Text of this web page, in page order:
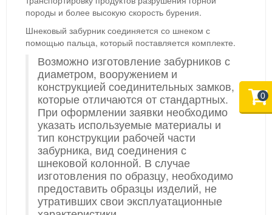
породы и более высокую скорость бурения.
Шнековый забурник соединяется со шнеком с
помощью пальца, который поставляется комплекте.
Возможно изготовление забурников с
диаметром, вооружением и
конструкцией соединительных замков,
которые отличаются от стандартных.
При оформлении заявки необходимо
указать используемые материалы и
тип конструкции рабочей части
забурника, вид соединения с
шнековой колонной. В случае
изготовления по образцу, необходимо
предоставить образцы изделий, не
утративших свои эксплуатационные
0